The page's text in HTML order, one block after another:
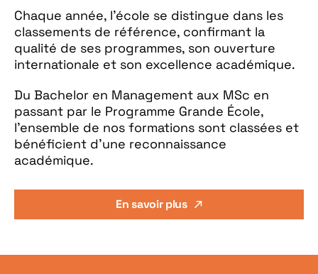
Chaque année, l’école se distingue dans les
classements de référence, confirmant la
qualité de ses programmes, son ouverture
internationale et son excellence académique.
Du Bachelor en Management aux MSc en
passant par le Programme Grande École,
l’ensemble de nos formations sont classées et
bénéficient d’une reconnaissance
académique.
En savoir plus